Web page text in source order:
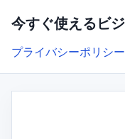
今すぐ使えるビ
プライバシーポリシー